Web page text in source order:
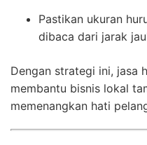
Pastikan ukuran
dibaca dari jarak
Dengan strategi ini, jasa
membantu bisnis lokal
memenangkan hati